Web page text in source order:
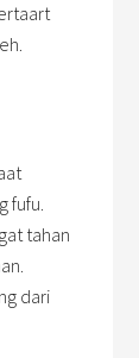
fufu.
tahan
dari